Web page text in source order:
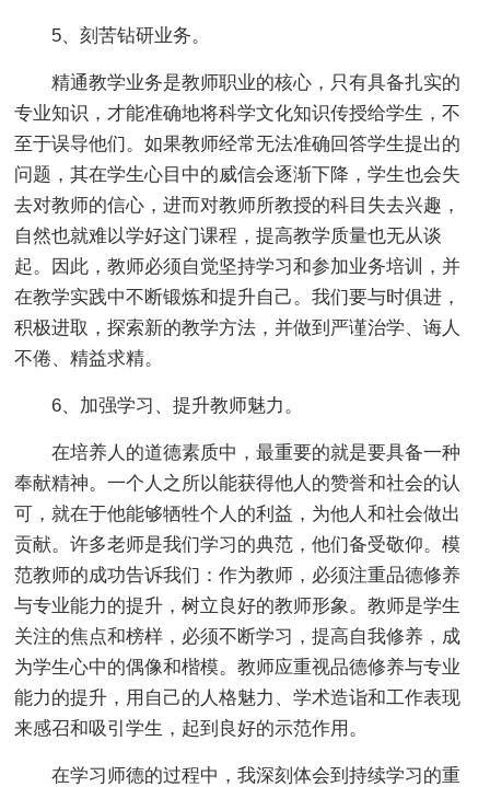
5、刻苦钻研业务。
精通教学业务是教师职业的核心，只有具备扎实的
专业知识，才能准确地将科学文化知识传授给学生，不
至于误导他们。如果教师经常无法准确回答学生提出的
问题，其在学生心目中的威信会逐渐下降，学生也会失
去对教师的信心，进而对教师所教授的科目失去兴趣，
自然也就难以学好这门课程，提高教学质量也无从谈
起。因此，教师必须自觉坚持学习和参加业务培训，并
在教学实践中不断锻炼和提升自己。我们要与时俱进，
积极进取，探索新的教学方法，并做到严谨治学、诲人
不倦、精益求精。
6、加强学习、提升教师魅力。
在培养人的道德素质中，最重要的就是要具备一种
奉献精神。一个人之所以能获得他人的赞誉和社会的认
可，就在于他能够牺牲个人的利益，为他人和社会做出
贡献。许多老师是我们学习的典范，他们备受敬仰。模
范教师的成功告诉我们：作为教师，必须注重品德修养
与专业能力的提升，树立良好的教师形象。教师是学生
关注的焦点和榜样，必须不断学习，提高自我修养，成
为学生心中的偶像和楷模。教师应重视品德修养与专业
能力的提升，用自己的人格魅力、学术造诣和工作表现
来感召和吸引学生，起到良好的示范作用。
在学习师德的过程中，我深刻体会到持续学习的重